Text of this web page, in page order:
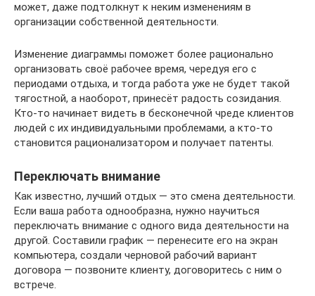
может, даже подтолкнут к неким изменениям в
организации собственной деятельности.
Изменение диаграммы поможет более рационально
организовать своё рабочее время, чередуя его с
периодами отдыха, и тогда работа уже не будет такой
тягостной, а наоборот, принесёт радость созидания.
Кто-то начинает видеть в бесконечной чреде клиентов
людей с их индивидуальными проблемами, а кто-то
становится рационализатором и получает патенты.
Переключать внимание
Как известно, лучший отдых — это смена деятельности.
Если ваша работа однообразна, нужно научиться
переключать внимание с одного вида деятельности на
другой. Составили график — перенесите его на экран
компьютера, создали черновой рабочий вариант
договора — позвоните клиенту, договоритесь с ним о
встрече.